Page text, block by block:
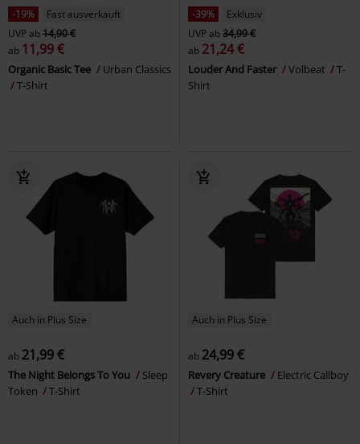
-19%
Fast ausverkauft
UVPab14,90 €
ab 11,99 €
Organic Basic Tee
Urban Classics
T-Shirt
-39%
Exklusiv
UVPab34,99 €
ab 21,24 €
Louder And Faster Volbeat
T-
Shirt
Auch in Plus Size
ab 21,99 €
The Night Belongs To You
Sleep
Token
T-Shirt
Auch in Plus Size
ab 24,99 €
Revery Creature
Electric Callboy
T-Shirt